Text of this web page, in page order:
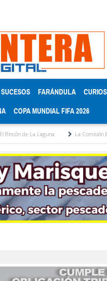
SUCESOS FARÁNDULA
COPA MUNDIAL FIFA 2026
La Comisión Electoral del Colegio